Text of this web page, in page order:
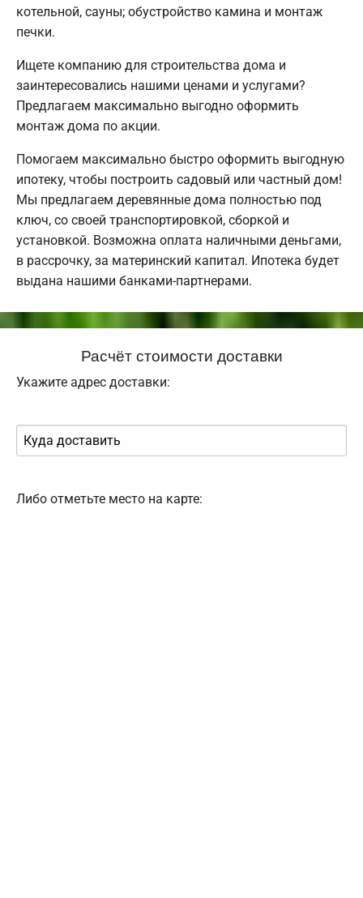
котельной, сауны; обустройство камина и монтаж
печки.
Ищете компанию для строительства дома и
заинтересовались нашими ценами и услугами?
Предлагаем максимально выгодно оформить
монтаж дома по акции.
Помогаем максимально быстро оформить выгодную
ипотеку, чтобы построить садовый или частный дом!
Мы предлагаем деревянные дома полностью под
ключ, со своей транспортировкой, сборкой и
установкой. Возможна оплата наличными деньгами,
в рассрочку, за материнский капитал. Ипотека будет
выдана нашими банками-партнерами.
Расчёт стоимости доставки
Укажите адрес доставки:
Либо отметьте место на карте: